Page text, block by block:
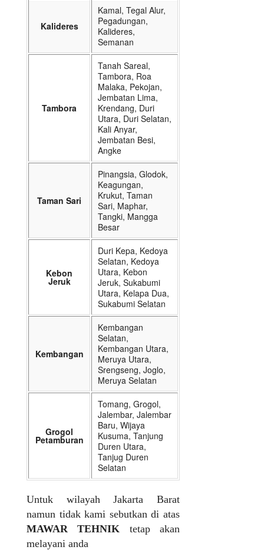
Kalideres
Kamal, Tegal Alur,
Pegadungan,
Kalideres,
Semanan
Tambora
Tanah Sareal,
Tambora, Roa
Malaka, Pekojan,
Jembatan Lima,
Krendang, Duri
Utara, Duri Selatan,
Kali Anyar,
Jembatan Besi,
Angke
Taman Sari
Pinangsia, Glodok,
Keagungan,
Krukut, Taman
Sari, Maphar,
Tangki, Mangga
Besar
Kebon
Jeruk
Duri Kepa, Kedoya
Selatan, Kedoya
Utara, Kebon
Jeruk, Sukabumi
Utara, Kelapa Dua,
Sukabumi Selatan
Kembangan
Kembangan
Selatan,
Kembangan Utara,
Meruya Utara,
Srengseng, Joglo,
Meruya Selatan
Grogol
Petamburan
Tomang, Grogol,
Jalembar, Jalembar
Baru, Wijaya
Kusuma, Tanjung
Duren Utara,
Tanjug Duren
Selatan
Untuk wilayah Jakarta Barat
namun tidak kami sebutkan di atas
MAWAR TEHNIK tetap akan
melayani anda